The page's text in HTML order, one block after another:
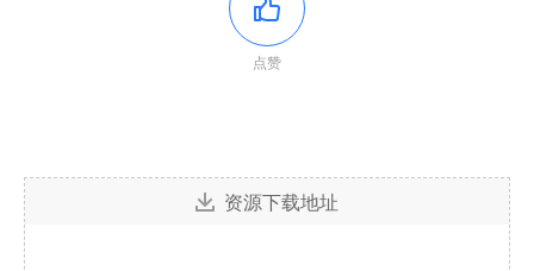
点赞
资源下载地址